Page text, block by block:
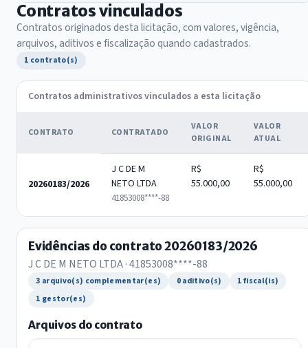
Contratos vinculados
Contratos originados desta licitação, com valores, vigência,
arquivos, aditivos e fiscalização quando cadastrados.
1 contrato(s)
Contratos administrativos vinculados a esta licitação
CONTRATO CONTRATADO
VALOR
ORIGINAL
VALOR
ATUAL
20260183/2026
J C DE M
NETO LTDA
41853008****-88
R$
55.000,00
R$
55.000,00
Evidências do contrato 20260183/2026
J C DE M NETO LTDA · 41853008****-88
3 arquivo(s) complementar(es) 0 aditivo(s)
1 fiscal(is)
1 gestor(es)
Arquivos do contrato